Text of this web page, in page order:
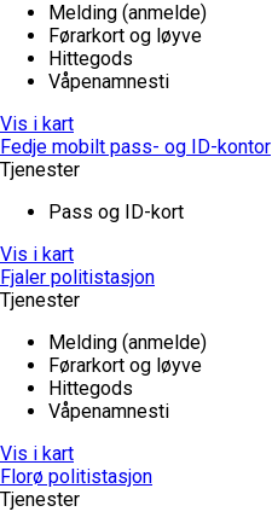
Melding (anmelde)
Førarkort og løyve
Hittegods
Våpenamnesti
Vis i kart
Fedje mobilt pass- og ID-kontor
Tjenester
Pass og ID-kort
Vis i kart
Fjaler politistasjon
Tjenester
Melding (anmelde)
Førarkort og løyve
Hittegods
Våpenamnesti
Vis i kart
Florø politistasjon
Tjenester